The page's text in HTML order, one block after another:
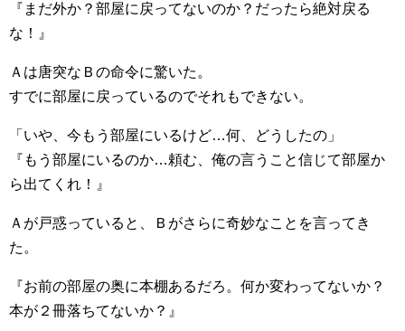
『まだ外か？部屋に戻ってないのか？だったら絶対戻る
な！』
Ａは唐突なＢの命令に驚いた。
すでに部屋に戻っているのでそれもできない。
「いや、今もう部屋にいるけど…何、どうしたの」
『もう部屋にいるのか…頼む、俺の言うこと信じて部屋か
ら出てくれ！』
Ａが戸惑っていると、Ｂがさらに奇妙なことを言ってき
た。
『お前の部屋の奥に本棚あるだろ。何か変わってないか？
本が２冊落ちてないか？』